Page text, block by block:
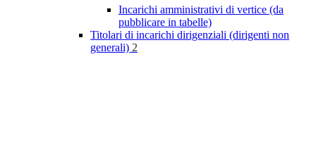
Incarichi amministrativi di vertice (da
pubblicare in tabelle)
Titolari di incarichi dirigenziali (dirigenti non
generali) 2